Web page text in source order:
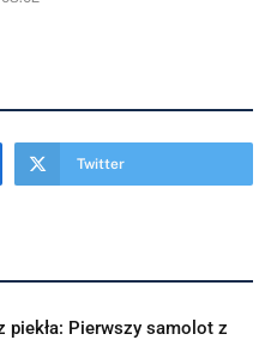
Twitter
piekła: Pierwszy samolot z